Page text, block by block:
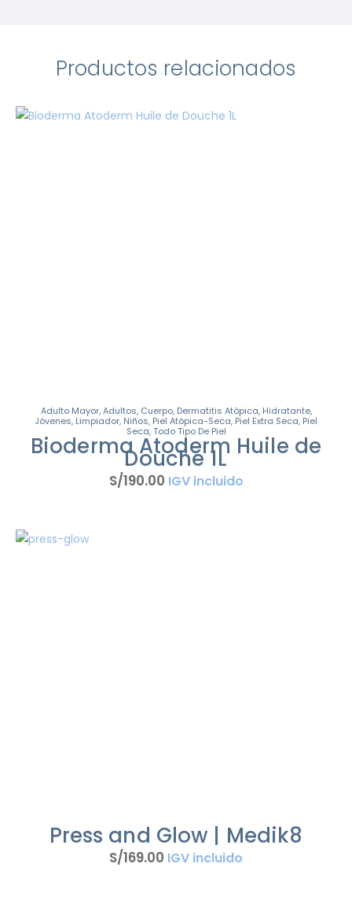
Productos relacionados
Adulto Mayor,Adultos, Cuerpo, Dermatitis Atópica, Hidratante,
Jóvenes, Limpiador, Niños, Piel Atópica-Seca, Piel Extra Seca, Piel
Seca,Todo Tipo De Piel
Bioderma Atoderm Huile de
Douche 1L
S/190.00 IGV incluido
Press and Glow | Medik8
S/169.00 IGV incluido